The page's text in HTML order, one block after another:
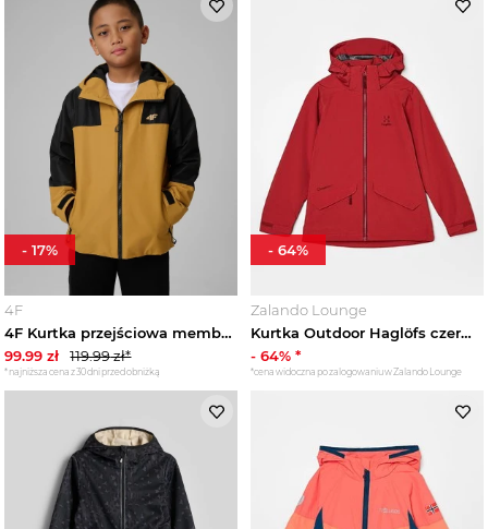
Spodnie i legginsy dziecięce
Sukienki dziewczęce
Swetry i kardigany dziecięce
Szorty dziecięce
Topy i koszulki dziecięce
Bielizna dziecięca
Moda plażowa dziecięca
Moda sportowa dziecięca
Akcesoria dziecięce
4F
4F Kurtka przejściowa membrana 5000 chłopięca - brązowa 128 (7-8 lat)
99.99 zł 119.99zł*
*najniższa cena z 30 dni przed obniżką
-17%
Zalando Lounge
Kurtka Outdoor Haglöfs czerwony
- 64% *
*cena widoczna po zalogowaniu w Zalando Lounge
- 64%